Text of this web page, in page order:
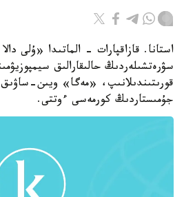
استانا. قازاقپارات - الماتىدا «ۇلى
سۋرەتشىلەردىڭ حالىقارالىق
قورىتىندىلانىپ، «مەگا» ويىن-ساۋىق
جۇمىستاردىڭ كورمەسى ءوتتى.